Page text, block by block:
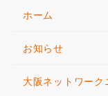
ホーム
お知らせ
大阪ネットワーク